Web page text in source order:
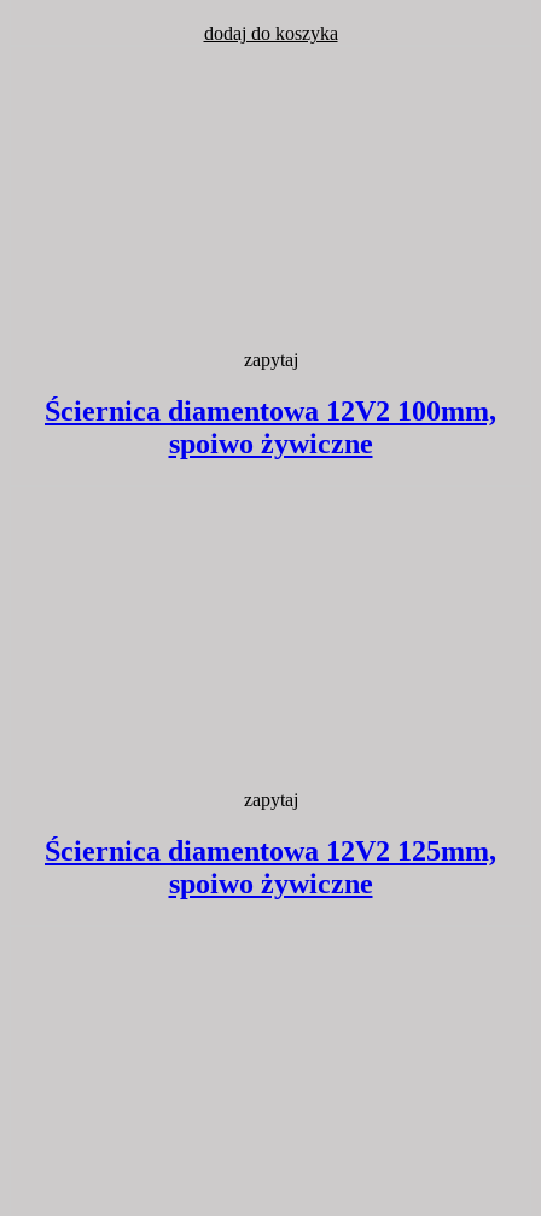
dodaj do koszyka
zapytaj
Ściernica diamentowa 12V2 100mm,
spoiwo żywiczne
zapytaj
Ściernica diamentowa 12V2 125mm,
spoiwo żywiczne